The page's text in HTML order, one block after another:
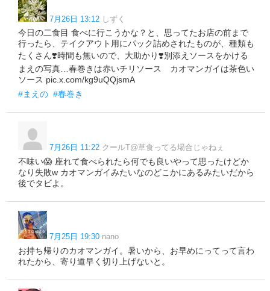
7月26日 13:12 しずく
今日の二食目 食べに行こうかな？と、思ってたお店の前まで
行ったら、テイクアウト用にパック詰めされたものが、種類も
たくさん❣️時間も無いので、大助かり❣️別添えソースをかける
まえの写真…春巻きは赤いチリソース カオマンガイは茶色い
ソース pic.x.com/kg9uQQjsmA
#まえの #春巻き
7月26日 11:22 クールT@草食ってる場合じゃねぇ
不味い😱 座れて食べられたら何でも良いやって思ったけどか
なり失敗w カオマンガイみたいなのどこかにあるみたいだから
後でタビよ。
7月25日 19:30 nano
お持ち帰りのカオマンガイ。暑いから、お早めにってって言わ
れたから、寄り道早く切り上げないと。